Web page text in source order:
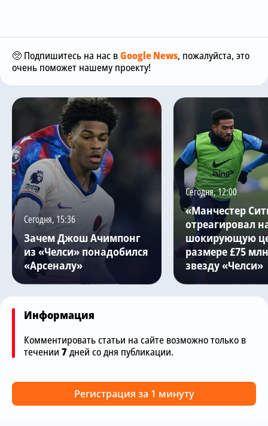
🥺 Подпишитесь на нас вGoogle News, пожалуйста, это
очень поможет нашему проекту!
Сегодня, 15:36
Зачем Джош Ачимпонг
из «Челси» понадобился
«Арсеналу»
Сегодня, 12:00
«Манчестер
отреагировал
шокирующую
размере £75
звезду «Челси»
Информация
Комментировать статьи на сайте возможно только в
течении 7дней со дня публикации.
Регистрация за 1 минуту